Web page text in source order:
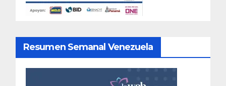
Resumen Semanal Venezuela